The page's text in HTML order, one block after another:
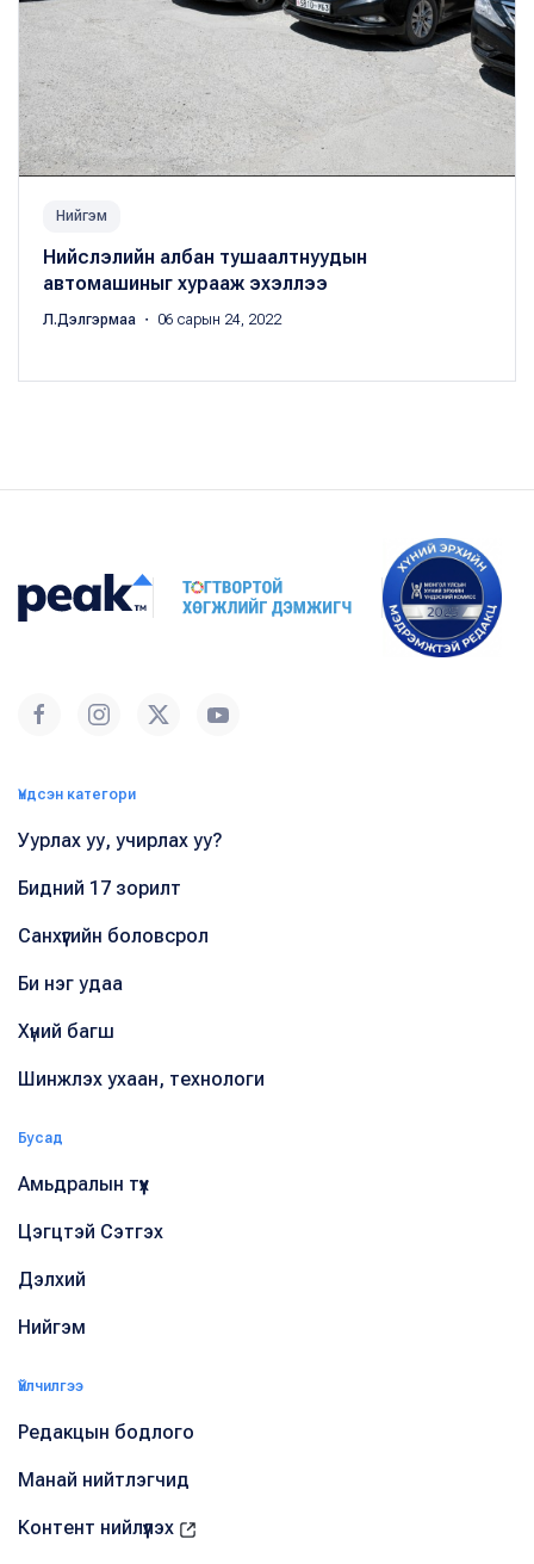
Нийгэм
Нийслэлийн албан тушаалтнуудын
автомашиныг хурааж эхэллээ
Л.Дэлгэрмаа ・ 06 сарын 24, 2022
Үндсэн категори
Уурлах уу, учирлах уу?
Бидний 17 зорилт
Санхүүгийн боловсрол
Би нэг удаа
Хүний багш
Шинжлэх ухаан, технологи
Бусад
Амьдралын түүх
Цэгцтэй Сэтгэх
Дэлхий
Нийгэм
Үйлчилгээ
Редакцын бодлого
Манай нийтлэгчид
Контент нийлүүлэх